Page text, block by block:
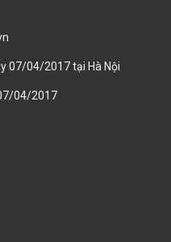
07/04/2017 tại Hà Nội
04/2017